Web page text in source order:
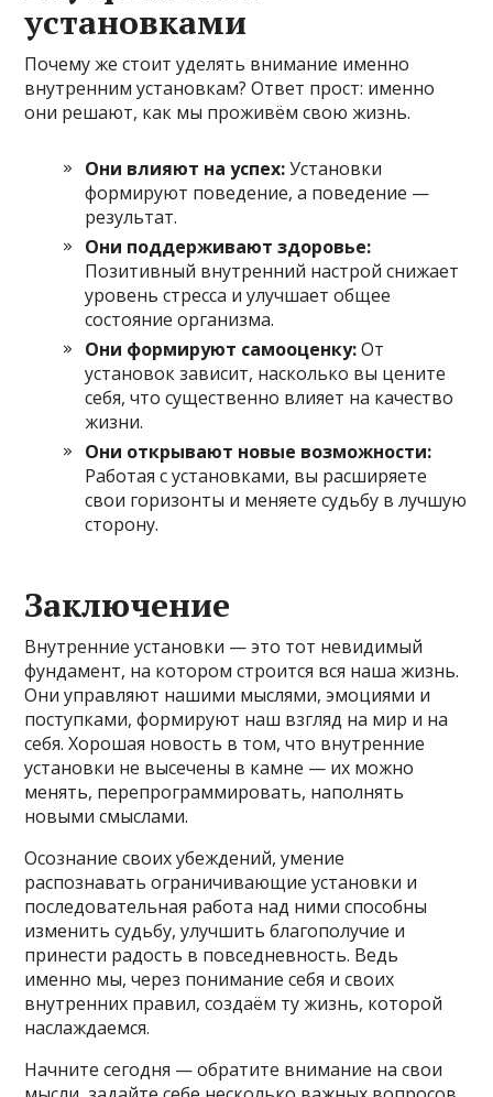
установками
Почему же стоит уделять внимание именно
внутренним установкам? Ответ прост: именно
они решают, как мы проживём свою жизнь.
Они влияют на успех:Установки
формируют поведение, а поведение —
результат.
Они поддерживают здоровье:
Позитивный внутренний настрой снижает
уровень стресса и улучшает общее
состояние организма.
Они формируют самооценку:От
установок зависит, насколько вы цените
себя, что существенно влияет на качество
жизни.
Они открывают новые возможности:
Работая с установками, вы расширяете
свои горизонты и меняете судьбу в лучшую
сторону.
Заключение
Внутренние установки — это тот невидимый
фундамент, на котором строится вся наша жизнь.
Они управляют нашими мыслями, эмоциями и
поступками, формируют наш взгляд на мир и на
себя. Хорошая новость в том, что внутренние
установки не высечены в камне — их можно
менять, перепрограммировать, наполнять
новыми смыслами.
Осознание своих убеждений, умение
распознавать ограничивающие установки и
последовательная работа над ними способны
изменить судьбу, улучшить благополучие и
принести радость в повседневность. Ведь
именно мы, через понимание себя и своих
внутренних правил, создаём ту жизнь, которой
наслаждаемся.
Начните сегодня — обратите внимание на свои